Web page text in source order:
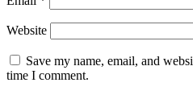
Website
Save my name, email, and
time I comment.